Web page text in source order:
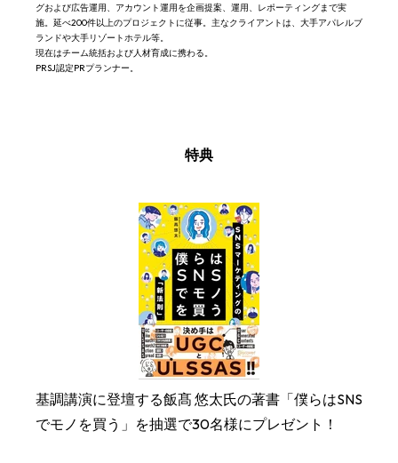
グおよび広告運用、アカウント運用を企画提案、運用、レポーティングまで実
施。​延べ200件以上のプロジェクトに従事。主なクライアントは、大手アパレルブ
ランドや大手リゾートホテル等。​
現在はチーム統括および人材育成に携わる。
PRSJ認定PRプランナー。
特典
基調講演に登壇する飯髙 悠太氏の著書「僕らはSNS
でモノを買う」を抽選で30名様にプレゼント！